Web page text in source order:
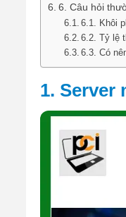
6. Câu hỏi
6.1. Khôi
6.2. Tỷ lệ
6.3. Có
1. Server